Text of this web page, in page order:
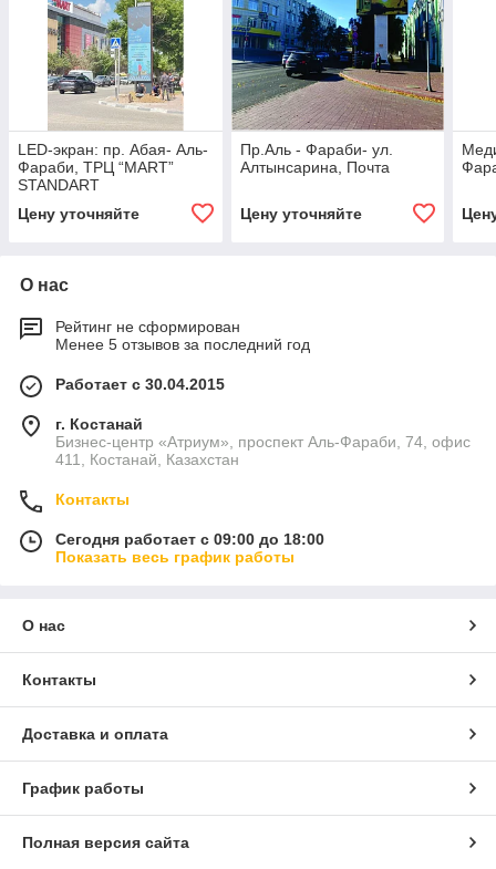
LED-экран: пр. Абая- Аль-
Фараби, ТРЦ “MART”
STANDART
Цену уточняйте
Пр.Аль - Фараби- ул.
Алтынсарина, Почта
Цену уточняйте
О нас
Рейтинг не сформирован
Менее 5 отзывов за последний год
Работает с 30.04.2015
г. Костанай
Бизнес-центр «Атриум», проспект Аль-Фараби, 74, офис
411, Костанай, Казахстан
Контакты
Сегодня работает с 09:00 до 18:00
Показать весь график работы
О нас
Контакты
Доставка и оплата
График работы
Полная версия сайта